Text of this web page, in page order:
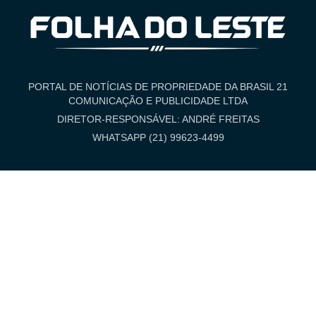
PORTAL DE NOTÍCIAS DE PROPRIEDADE DA BRASIL 21
COMUNICAÇÃO E PUBLICIDADE LTDA
DIRETOR-RESPONSÁVEL: ANDRÉ FREITAS
WHATSAPP (21) 99623-4499